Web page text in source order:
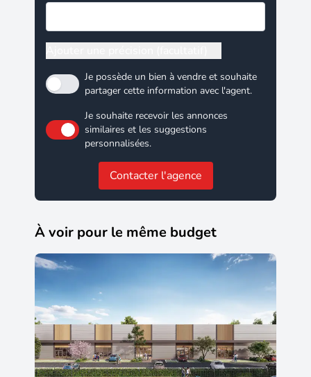
Je possède un bien à vendre et souhaite
partager cette information avec l'agent.
Je souhaite recevoir les annonces
similaires et les suggestions
personnalisées.
Contacter l'agence
À voir pour le même budget